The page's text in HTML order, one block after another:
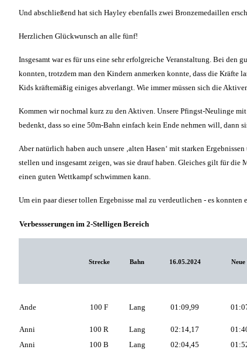
Und abschließend hat sich Hayley ebenfalls zwei Bronzemedaillen
Herzlichen Glückwunsch an alle fünf!
Insgesamt war es für uns eine sehr erfolgreiche Veranstaltung. Bei den
konnten, trotzdem man den Kindern anmerken konnte, dass die Kräfte
Kids kräftemäßig einiges abverlangt. Wie immer müssen sich die
Kommen wir nochmal kurz zu den Aktiven. Unsere Pfingst-Neulinge
bedenkt, dass so eine 50m-Bahn einfach kein Ende nehmen will, dann
Aber natürlich haben auch unsere ‚alten Hasen‘ mit starken
stellen und insgesamt zeigen, was sie drauf haben. Gleiches gilt für
einen guten Wettkampf schwimmen kann.
Um ein paar dieser tollen Ergebnisse mal zu verdeutlichen - es
Verbessserungen im 2-Stelligen Bereich
Strecke Bahn 16.05.2024
Ande 100 F Lang 01:09,99
Anni 100 R Lang 02:14,17
Anni
100 B Lang 02:04,45